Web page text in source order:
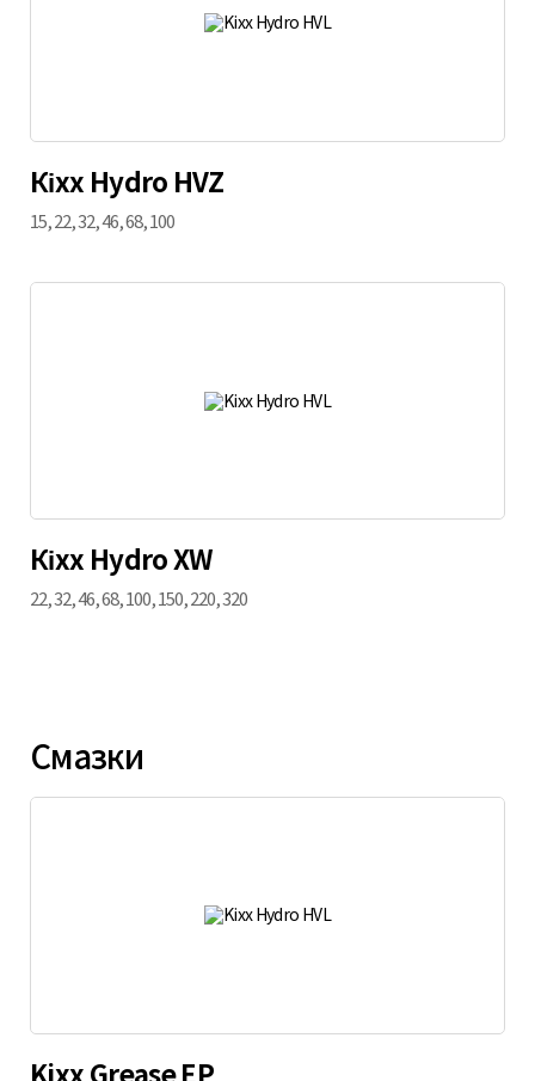
Кіхх Hydro HVZ
15, 22, 32, 46, 68, 100
Кіхх Hydro XW
22, 32, 46, 68, 100, 150, 220, 320
Cмазки
Kixx Grease EP